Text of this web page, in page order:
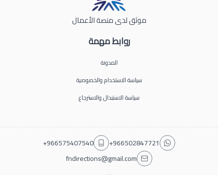
روابط مهمة
المدونة
سياسة الاستخدام والخصوصية
سياسة الاستبدال والاسترجاع
موثق لدى منصة الأعمال
+966502847721
+966575407540
fndirections@gmail.com